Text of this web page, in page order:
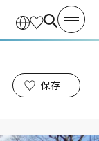
保存